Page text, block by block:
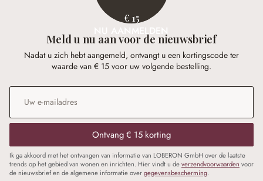
€ 15
NU AANMELDEN
Meld u nu aan voor de nieuwsbrief
Nadat u zich hebt aangemeld, ontvangt u een kortingscode ter
waarde van € 15 voor uw volgende bestelling.
E-mailadres
Ontvang € 15 korting
Ik ga akkoord met het ontvangen van informatie van LOBERON GmbH over de laatste
trends op het gebied van wonen en inrichten. Hier vindt u deverzendvoorwaarden voor
de nieuwsbrief en de algemene informatie overgegevensbescherming.